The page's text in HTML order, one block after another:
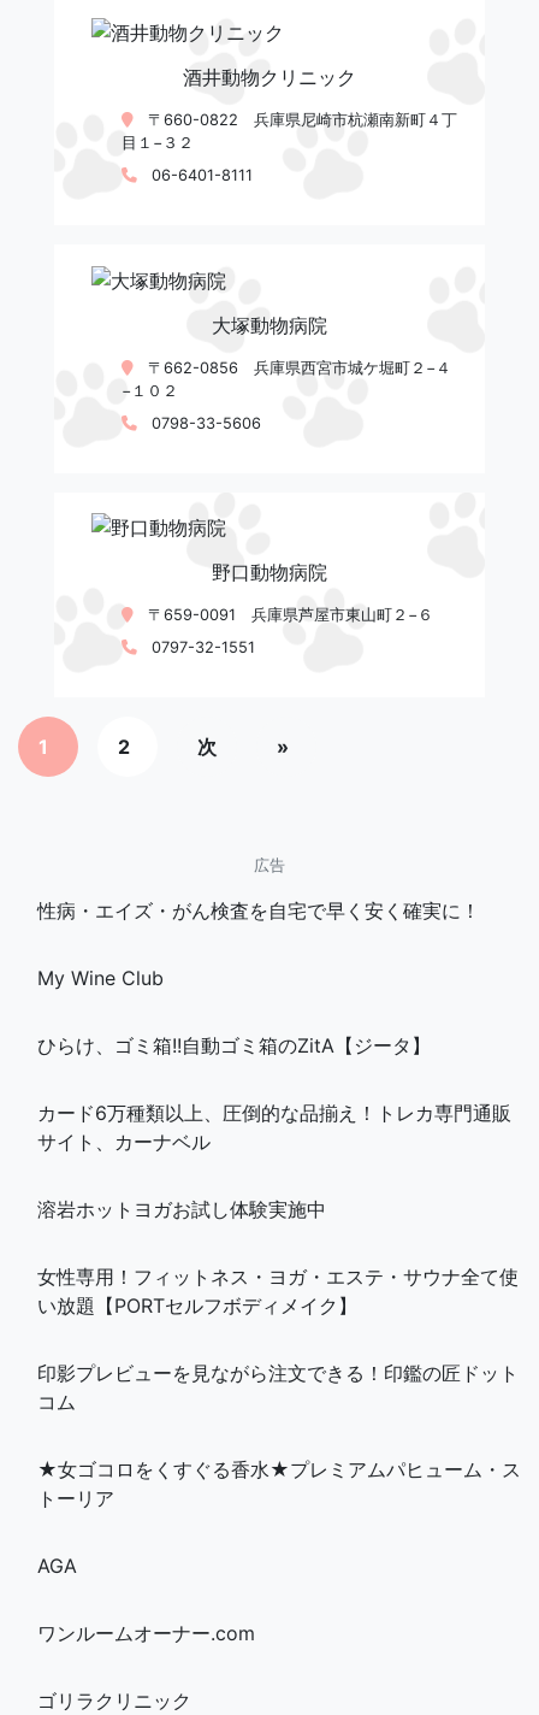
酒井動物クリニック
〒660-0822 兵庫県尼崎市杭瀬南新町４丁
目１−３２
06-6401-8111
大塚動物病院
〒662-0856 兵庫県西宮市城ケ堀町２−４
−１０２
0798-33-5606
野口動物病院
〒659-0091 兵庫県芦屋市東山町２−６
0797-32-1551
1 2 次 »
広告
性病・エイズ・がん検査を自宅で早く安く確実に！
My Wine Club
ひらけ、ゴミ箱!!自動ゴミ箱のZitA【ジータ】
カード6万種類以上、圧倒的な品揃え！トレカ専門通販
サイト、カーナベル
溶岩ホットヨガお試し体験実施中
女性専用！フィットネス・ヨガ・エステ・サウナ全て使
い放題【PORTセルフボディメイク】
印影プレビューを見ながら注文できる！印鑑の匠ドット
コム
★女ゴコロをくすぐる香水★プレミアムパヒューム・ス
トーリア
AGA
ワンルームオーナー.com
ゴリラクリニック